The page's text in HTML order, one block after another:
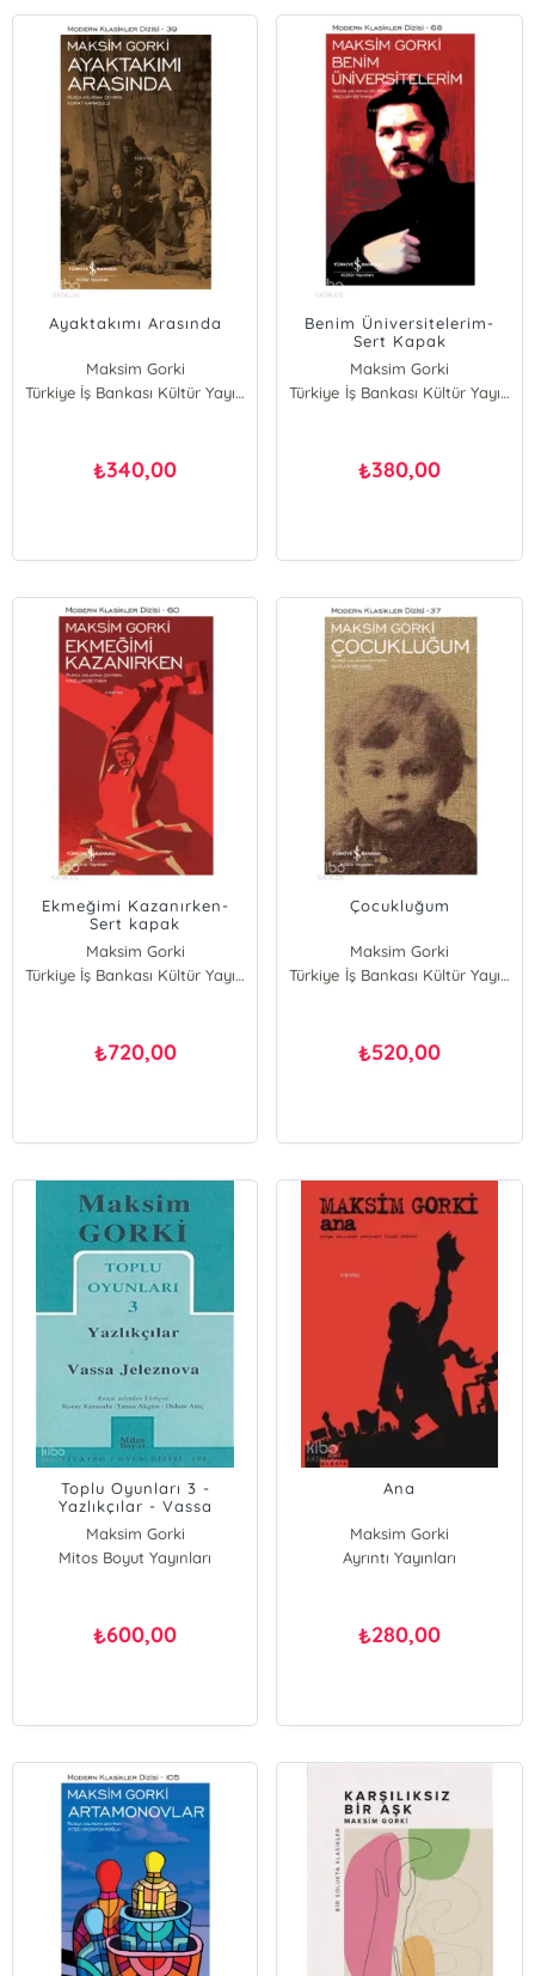
Ayaktakımı Arasında
Maksim Gorki
Türkiye İş Bankası Kültür Yayınları
₺340,00
Benim Üniversitelerim-
Sert Kapak
Maksim Gorki
Türkiye İş Bankası Kültür Yayınları
₺380,00
Ekmeğimi Kazanırken-
Sert kapak
Maksim Gorki
Türkiye İş Bankası Kültür Yayınları
₺720,00
Çocukluğum
Maksim Gorki
Türkiye İş Bankası Kültür Yayınları
₺520,00
Toplu Oyunları 3 -
Yazlıkçılar - Vassa
Jeleznova
Maksim Gorki
Mitos Boyut Yayınları
₺600,00
Ana
Maksim Gorki
Ayrıntı Yayınları
₺280,00